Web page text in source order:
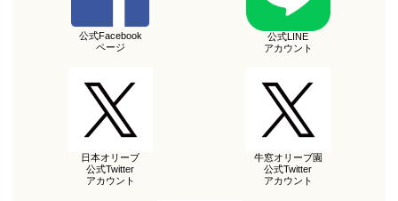
公式Facebook
ページ
公式LINE
アカウント
日本オリーブ
公式Twitter
アカウント
牛窓オリーブ園
公式Twitter
アカウント